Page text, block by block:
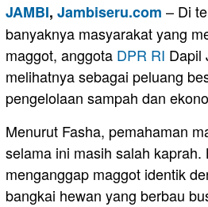
JAMBI, Jambiseru.com – Di
banyaknya masyarakat yang
maggot, anggota DPR RI Dapil
melihatnya sebagai peluang
pengelolaan sampah dan
Menurut Fasha, pemahaman
selama ini masih salah kaprah.
menganggap maggot identik
bangkai hewan yang berbau